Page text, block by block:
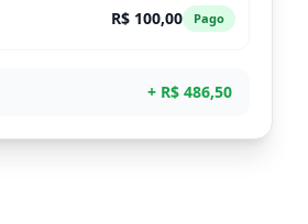
R$ 100,00 Pago
+ R$ 486,50